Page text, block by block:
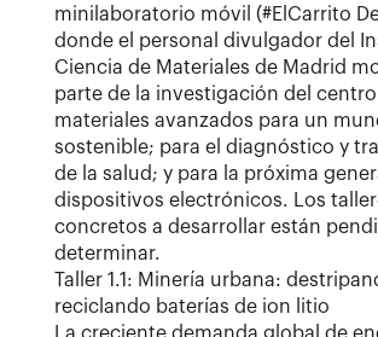
minilaboratorio móvil (#ElCarrito
donde el personal divulgador del
Ciencia de Materiales de Madrid
parte de la investigación del
materiales avanzados para un
sostenible; para el diagnóstico y
de la salud; y para la próxima
dispositivos electrónicos. Los
concretos a desarrollar están
determinar.
Taller 1.1: Minería urbana:
reciclando baterías de ion litio